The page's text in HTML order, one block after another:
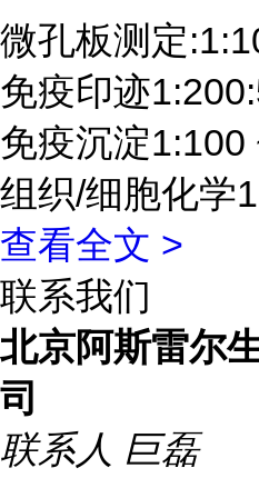
微孔板测定
免疫印迹
免疫沉淀1:100
组织/细胞化学
查看全文 >
联系我们
北京阿斯雷尔
司
联系人 巨磊